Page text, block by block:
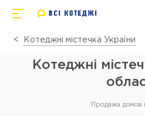
Котеджні містечка України
Котеджні
Продажа домов